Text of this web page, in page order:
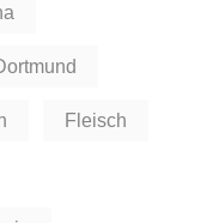
Fleisch